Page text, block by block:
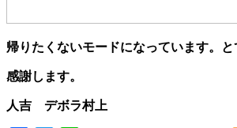
帰りたくないモードになっています。と
感謝します。
人吉 デボラ村上